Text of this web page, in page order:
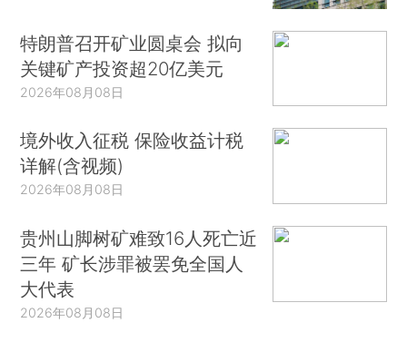
特朗普召开矿业圆桌会 拟向
关键矿产投资超20亿美元
2026年08月08日
境外收入征税 保险收益计税
详解(含视频)
2026年08月08日
贵州山脚树矿难致16人死亡近
三年 矿长涉罪被罢免全国人
大代表
2026年08月08日